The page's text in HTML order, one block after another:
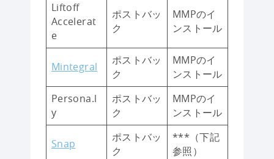
Liftoff
Accelerat
e
ポストバッ
ク
MMPのイ
ンストール
Mintegral
ポストバッ
ク
MMPのイ
ンストール
Persona.l
y
ポストバッ
ク
MMPのイ
ンストール
Snap
ポストバッ
ク
***（下記
参照）